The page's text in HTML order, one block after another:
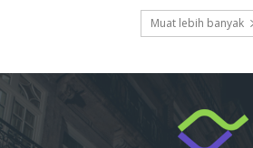
Muat lebih banyak